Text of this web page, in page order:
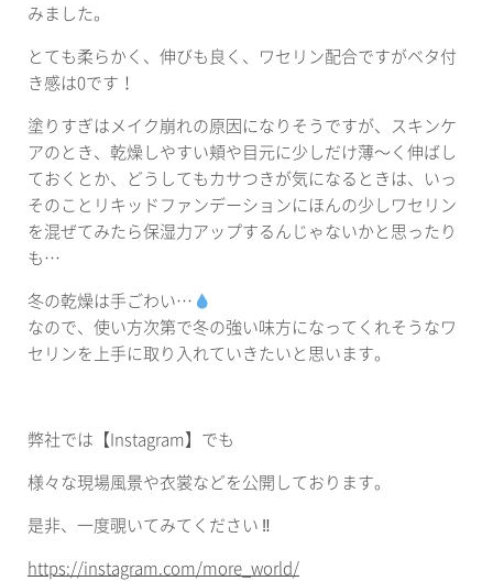
みました。
とても柔らかく、伸びも良く、ワセリン配合ですがベタ付
き感は0です！
塗りすぎはメイク崩れの原因になりそうですが、スキンケ
アのとき、乾燥しやすい頬や目元に少しだけ薄〜く伸ばし
ておくとか、どうしてもカサつきが気になるときは、いっ
そのことリキッドファンデーションにほんの少しワセリン
を混ぜてみたら保湿力アップするんじゃないかと思ったり
も…
冬の乾燥は手ごわい…
なので、使い方次第で冬の強い味方になってくれそうなワ
セリンを上手に取り入れていきたいと思います。
弊社では【Instagram】でも
様々な現場風景や衣裳などを公開しております。
是非、一度覗いてみてください ‼︎
https://instagram.com/more_world/